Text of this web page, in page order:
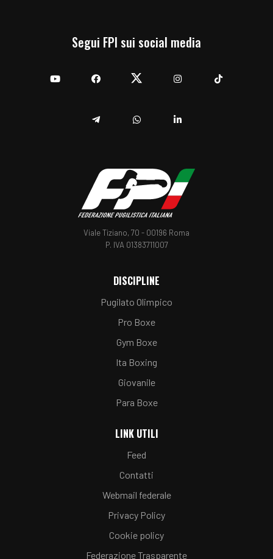
Segui FPI sui social media
Viale Tiziano, 70 - 00196 Roma
P. IVA 01383711007
DISCIPLINE
Pugilato Olimpico
Pro Boxe
Gym Boxe
Ita Boxing
Giovanile
Para Boxe
LINK UTILI
Feed
Contatti
Webmail federale
Privacy Policy
Cookie policy
Federazione Trasparente